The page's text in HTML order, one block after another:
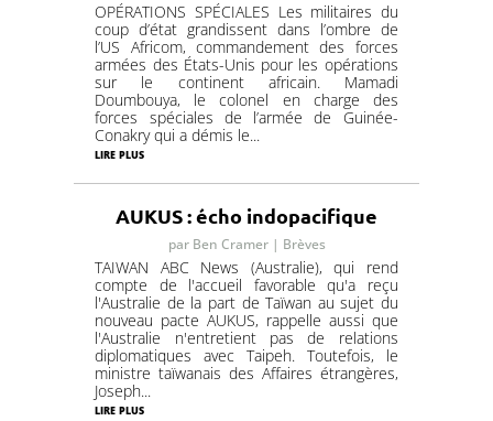
OPÉRATIONS SPÉCIALES Les militaires du
coup d’état grandissent dans l’ombre de
l’US Africom, commandement des forces
armées des États-Unis pour les opérations
sur le continent africain. Mamadi
Doumbouya, le colonel en charge des
forces spéciales de l’armée de Guinée-
Conakry qui a démis le...
lire plus
AUKUS : écho indopacifique
par Ben Cramer| Brèves
TAIWAN ABC News (Australie), qui rend
compte de l'accueil favorable qu'a reçu
l'Australie de la part de Taïwan au sujet du
nouveau pacte AUKUS, rappelle aussi que
l'Australie n'entretient pas de relations
diplomatiques avec Taipeh. Toutefois, le
ministre taïwanais des Affaires étrangères,
Joseph...
lire plus